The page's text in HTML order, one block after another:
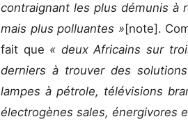
contraignant les plus démunis à
mais plus polluantes »[note].
fait que « deux Africains sur
derniers à trouver des
lampes à pétrole, télévisions
électrogènes sales, énergivores